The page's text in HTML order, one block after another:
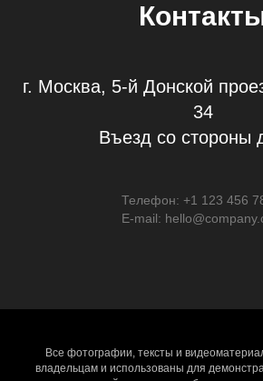
г. Москва, 5-й Донской
34
Въезд со стороны
Телефон: +1 123 456
E-mail:
Все фотографии, тексты и
владельцам и использованы для